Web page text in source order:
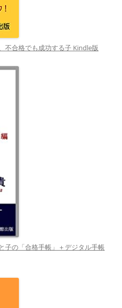
不合格でも成功する子 Kindle版
の「合格手帳」＋デジタル手帳